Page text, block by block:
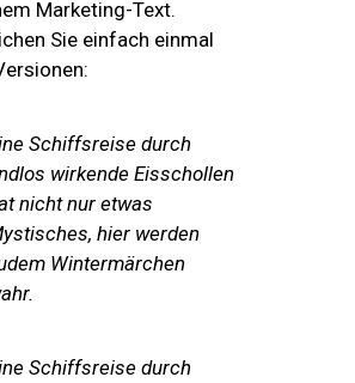
Marketing-Text.
Sie einfach einmal
Schiffsreise durch
wirkende Eisschollen
nicht nur etwas
hier werden
Wintermärchen
Schiffsreise durch